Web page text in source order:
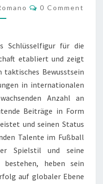
Comments
0 Comment
Schlüsselfigur für die
etabliert und zeigt
taktisches Bewusstsein
in internationalen
Anzahl an
Beiträge in Form
und seinen Status
Talente im Fußball
Spielstil und seine
heben sein
auf globaler Ebene